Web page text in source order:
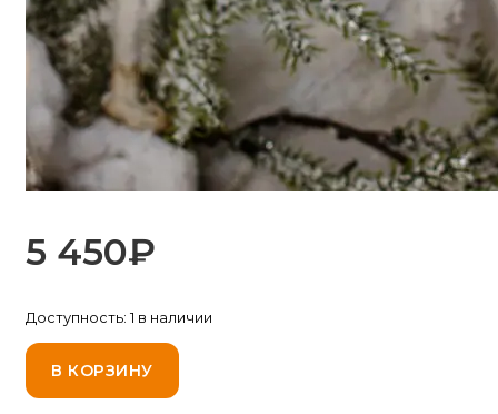
5 450₽
Доступность: 1 в наличии
В КОРЗИНУ